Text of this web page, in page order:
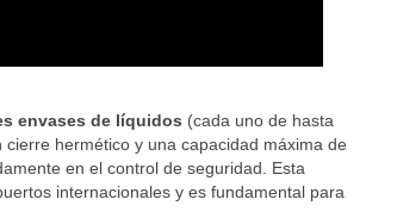
envases de líquidos (cada uno de hasta
cierre hermético y una capacidad máxima de
en el control de seguridad. Esta
internacionales y es fundamental para